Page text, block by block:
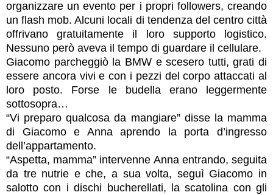
organizzare un evento per i propri followers, creando
un flash mob. Alcuni locali di tendenza del centro città
offrivano gratuitamente il loro supporto logistico.
Nessuno però aveva il tempo di guardare il cellulare.
Giacomo parcheggiò la BMW e scesero tutti, grati di
essere ancora vivi e con i pezzi del corpo attaccati al
loro posto. Forse le budella erano leggermente
sottosopra…
“Vi preparo qualcosa da mangiare” disse la mamma
di Giacomo e Anna aprendo la porta d’ingresso
dell’appartamento.
“Aspetta, mamma” intervenne Anna entrando, seguita
da tre nutrie e che, a sua volta, seguì Giacomo in
salotto con i dischi bucherellati, la scatolina con gli